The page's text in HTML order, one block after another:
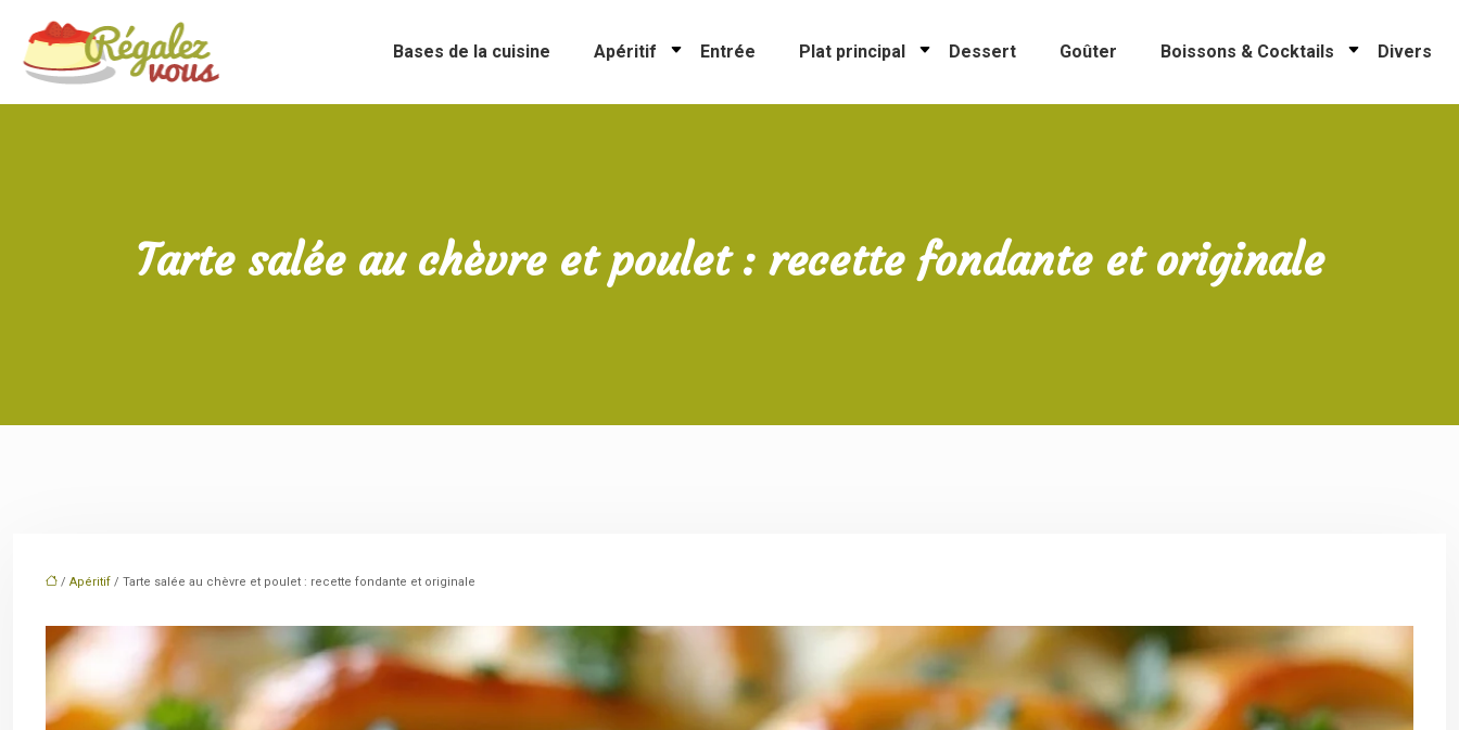
Bases de la cuisine Apéritif Entrée Plat principal Dessert Goûter Boissons & Cocktails Divers
Tarte salée au chèvre et poulet : recette fondante et originale
/ Apéritif / Tarte salée au chèvre et poulet : recette fondante et originale